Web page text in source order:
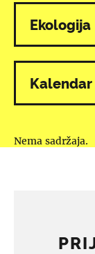
Svi
Ekologija
Kalendar
Nema sadržaja.